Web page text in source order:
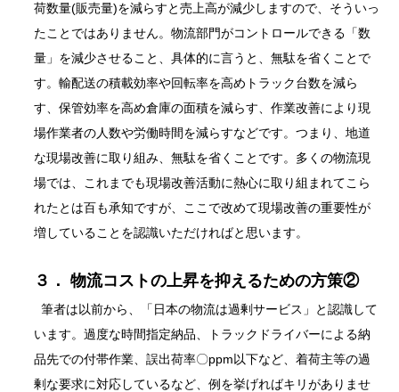
荷数量(販売量)を減らすと売上高が減少しますので、そういっ
たことではありません。物流部門がコントロールできる「数
量」を減少させること、具体的に言うと、無駄を省くことで
す。輸配送の積載効率や回転率を高めトラック台数を減ら
す、保管効率を高め倉庫の面積を減らす、作業改善により現
場作業者の人数や労働時間を減らすなどです。つまり、地道
な現場改善に取り組み、無駄を省くことです。多くの物流現
場では、これまでも現場改善活動に熱心に取り組まれてこら
れたとは百も承知ですが、ここで改めて現場改善の重要性が
増していることを認識いただければと思います。
３． 物流コストの上昇を抑えるための方策②
筆者は以前から、「日本の物流は過剰サービス」と認識して
います。過度な時間指定納品、トラックドライバーによる納
品先での付帯作業、誤出荷率〇ppm以下など、着荷主等の過
剰な要求に対応しているなど、例を挙げればキリがありませ